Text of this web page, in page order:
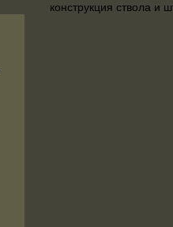
конструкция ствола и